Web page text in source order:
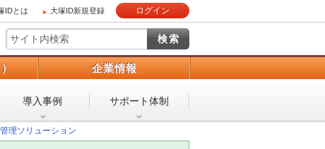
IDとは 大塚ID新規登録 ログイン
企業情報
導入事例 サポート体制
理ソリューション